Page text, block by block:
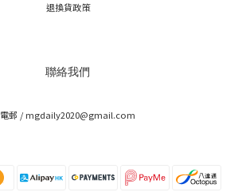
退換貨政策
聯絡我們
電郵 / mgdaily2020@gmail.com